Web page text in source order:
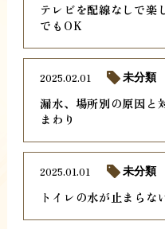
テレビを配線なしで楽
でもOK
漏水、場所別の原因と
まわり
2025.02.01 未分類
トイレの水が止まらな
2025.01.01 未分類